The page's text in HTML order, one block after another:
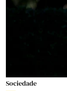
Sociedade